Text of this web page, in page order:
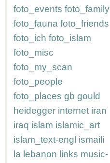
foto_events foto_family
foto_fauna foto_friends
foto_ich foto_islam
foto_misc
foto_my_scan
foto_people
foto_places gb gould
heidegger internet iran
iraq islam islamic_art
islam_text-engl ismaili
la lebanon links music-